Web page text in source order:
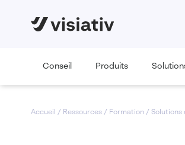
Conseil Produits
Accueil / Ressources / Formation / Solutions